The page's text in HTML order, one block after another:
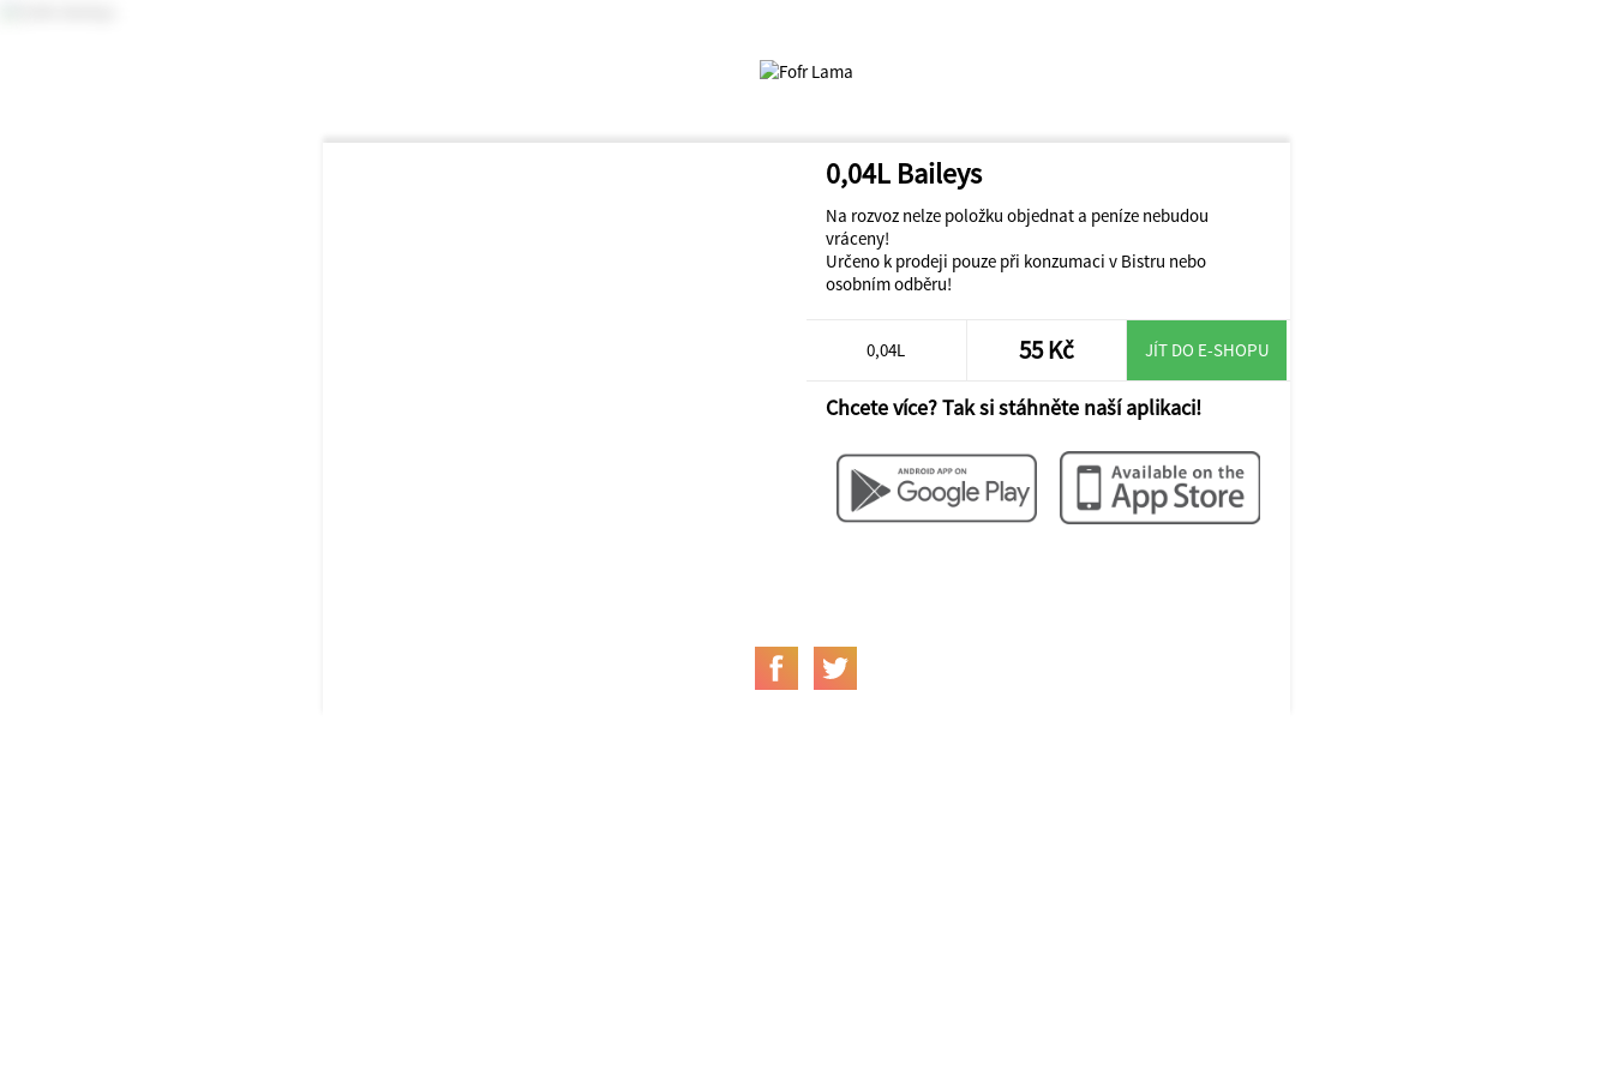
0,04L Baileys
Na rozvoz nelze položku objednat a peníze nebudou
vráceny!
Určeno k prodeji pouze při konzumaci v Bistru nebo
osobním odběru!
0,04L 55 Kč JÍT DO E-SHOPU
Chcete více? Tak si stáhněte naší aplikaci!